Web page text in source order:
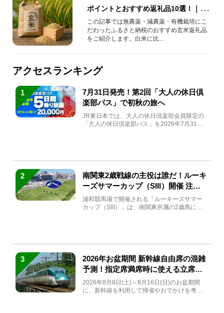
ポイントとおすすめ返礼品10選！｜
JRE MALLふるさと納税
この記事では無農薬・減農薬・有機栽培にこ
だわったふるさと納税のおすすめ玄米返礼品
をご紹介します。白米に比...
アクセスランキング
1
7月31日発売！第2回「大人の休日倶
楽部パス」で初秋の旅へ
JR東日本では、大人の休日倶楽部会員限定の
「大人の休日倶楽部パス」を2026年7月31日
2
南関東2歳戦線の主役は誰だ！ルーキ
ーズサマーカップ（SIII）開催 注目
馬と見どころをチェック
浦和競馬場で開催される「ルーキーズサマー
カップ（SIII）」は、南関東所属の2歳馬によ
3
2026年お盆期間 新幹線自由席の混雑
予測！指定席満席時に使える立席特
急券も解説
2026年8月8日(土)～8月16日(日)のお盆期間
に、新幹線を利用して帰省やおでかけを考え